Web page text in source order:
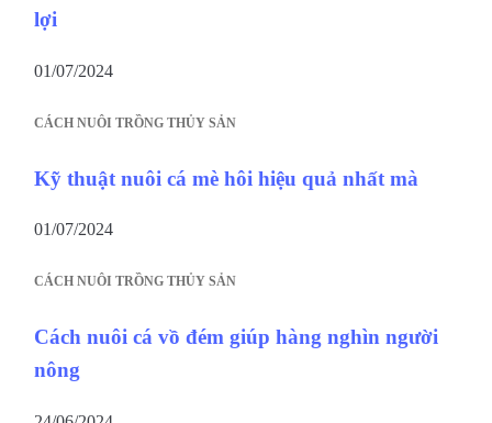
lợi
01/07/2024
CÁCH NUÔI TRỒNG THỦY SẢN
Kỹ thuật nuôi cá mè hôi hiệu quả nhất mà
01/07/2024
CÁCH NUÔI TRỒNG THỦY SẢN
Cách nuôi cá vồ đém giúp hàng nghìn người
nông